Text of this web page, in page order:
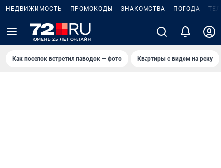
НЕДВИЖИМОСТЬ ПРОМОКОДЫ ЗНАКОМСТВА ПОГОДА
Как поселок встретил паводок — фото Квартиры с видом на реку